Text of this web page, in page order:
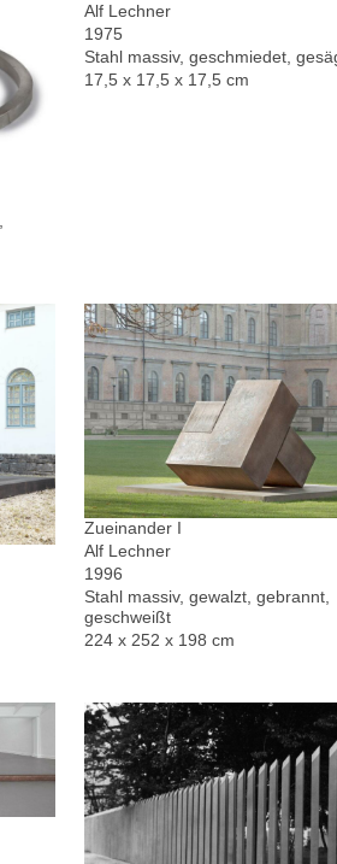
Alf Lechner
1975
Stahl massiv, geschmiedet,
17,5 x 17,5 x 17,5 cm
Zueinander I
Alf Lechner
1996
Stahl massiv, gewalzt, gebrannt,
geschweißt
224 x 252 x 198 cm